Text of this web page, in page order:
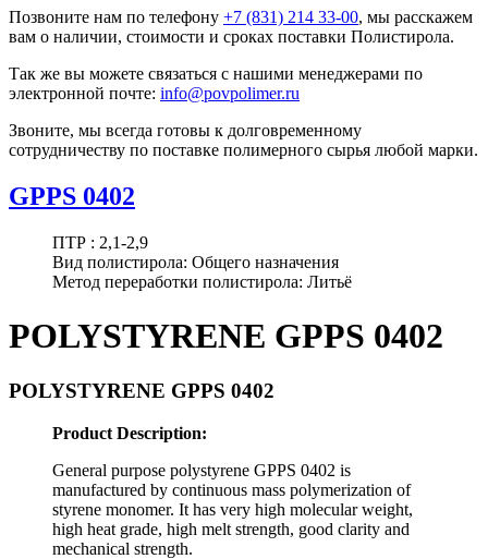
Позвоните нам по телефону +7 (831) 214 33-00, мы расскажем
вам о наличии, стоимости и сроках поставки Полистирола.
Так же вы можете связаться с нашими менеджерами по
электронной почте: info@povpolimer.ru
Звоните, мы всегда готовы к долговременному
сотрудничеству по поставке полимерного сырья любой марки.
GPPS 0402
ПТР : 2,1-2,9
Вид полистирола: Общего назначения
Метод переработки полистирола: Литьё
POLYSTYRENE GPPS 0402
POLYSTYRENE GPPS 0402
Product Description:
General purpose polystyrene GPPS 0402 is
manufactured by continuous mass polymerization of
styrene monomer. It has very high molecular weight,
high heat grade, high melt strength, good clarity and
mechanical strength.